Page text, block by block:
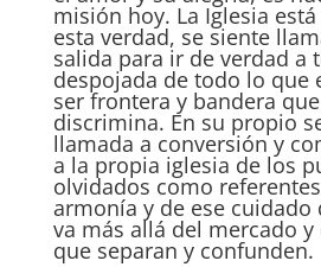
misión hoy. La Iglesia
esta verdad, se siente
salida para ir de verdad a
despojada de todo lo que
ser frontera y bandera
discrimina. En su propio
llamada a conversión y
a la propia iglesia de los
olvidados como
armonía y de ese cuidado
va más allá del mercado
que separan y confunden.